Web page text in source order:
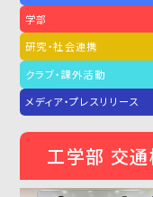
工学部 交
学部
研究・社会連携
クラブ・課外活動
メディア・プレスリリース